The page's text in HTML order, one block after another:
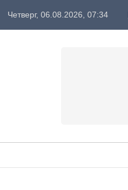
Четверг, 06.08.2026, 07:34